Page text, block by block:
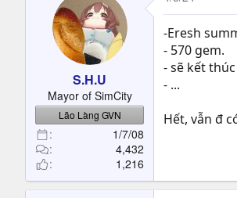
S.H.U
Mayor of SimCity
Lão Làng GVN
1/7/08
4,432
1,216
-Eresh
- 570 gem.
- sẽ kết
- ...
Hết, vẫn đ